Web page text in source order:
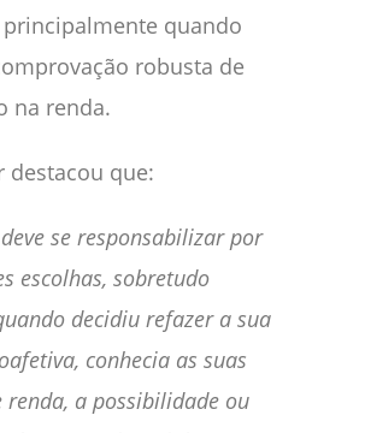
principalmente quando
robusta de
na renda.
destacou que:
se responsabilizar por
escolhas, sobretudo
decidiu refazer a sua
conhecia as suas
renda, a possibilidade ou